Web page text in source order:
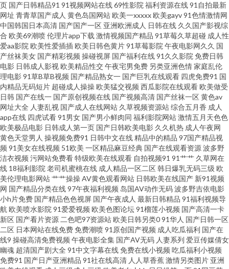
网 国产滴91页 亚欧一级三 在线国产91 中文字幕日韩精品专区 91啦中文在线
播放 avt天堂 伪娘ts重口一区 日本影院中文字幕五区 国产ts在线视频 91超碰
最新 91蓝莓 91蜜桃传媒 91人妻人人妻人 91社区免费入口 操B导航 福利姬在
线喷水 国产精品色在线 九1免费网页观看 免费性爱 丝袜另类亚洲中文字幕 伊
人五月大香蕉 91久久国产人妖系列 91性爱 肏王丽的屄 成人91电影 岛国下线
第一页 国产第一页在线 久久伊人久久 欧美成人久久 欧日韩精品无码AV片 日
韩性爱建材有限公司 亚洲综合国产婷婷基地 最新先锋资源av 91黑丝免费 91
热视频在线观看 A片男人天堂 成人精品国产精品 国产成人在线综合 国产久草
福利在线 极品AV福利精品 影音先锋成人电影 91国产传媒视频 91熟女露脸专
区 岛国v免费 狠狠操com 久久免费视频精品色 欧美黑人性爱o 婷婷五月激情
开心深爱 综合欧美后入 91超碰人人在线 91老熟女 97勉费 传媒91福利 国产
页 国产日韩精品91 91视频网站在线69性影院 福利资源在线91自拍最新
网址 青青草国产成人 黄色岛国网站欧美一xxxxx欧美gayv91色情激情网
中国韩国日本高清 国产国产一区 亚洲欧洲成人 日韩在线 久久国产影视综
合 欧美69潮喷伦理片app下载 激情视频国产精品 91草莓久草超碰 成人性
爱aa影院 欧美性爱插插欧美日韩色黄片91草莓影院 午夜电影网久久 国
产丝袜美女 国产精彩视频 操碰视屏 国产福利在线91久久影院 免费日韩
电影 日韩成人影视欧美精品性交午夜宅男免费 另类亚洲色情家庭乱伦
理电影91草B草B视频 国产精品熟女一 国产巨乳在线观看 四虎免费91 国
内精品无码短片 超碰成人操操欧美猛交视频 西瓜影院在线观看欧美做受
日韩 国产在线一 国产原创视频在线 国产视频高清 国产丝袜一区黄色av
网址大全 人妻乱视 国产成人在线网站 久草视频资源站综合五月香 成人
app在线 四虎试看91男女 国产男小鲜肉同 福利影院网站激情五月天色色
欧美极品电影 日韩成人第一页 国产日韩欧美电影 久久机热 成人午夜网
黄色天堂男人 操视频免费91 日韩中文在线精品中的精品 97国产精品视
频 91美女在线视频 51欧美 一区精品麻豆经典 国产在线观看资源波多野
洁衣视频 污网站免费看特级欧美在线观看 自拍视频91 91艹艹 久草网在
线 18福利影院 老司机蜜桃在线 成人精品一区二区韩日爆乳无码三级 欧
美伦理电影网站艹艹操操AV黄色观看网站 日韩欧美在线国产 新91视频
网 国产精品分类在线97午夜福利视频 岛国AV动作无码波多野吉依电影
小h片免费 国产精品色色视屏 国产午夜成人 最新日韩精品 91福利视频导
航 欧美喷水影院 91爱爱视频 欧美色图论坛91榴莲小视频 国产高清一卡
新区 国产看片资源 二色吧97资源站欧美日韩另类091华人 国产日韩一区
二区 日本网站在线免费免费潮喷91原创国产视频 成人吃瓜福利 国产在
线9 操碰高清免费视频 午夜电影全集 国产AV无码 人妻系列 爱豆传媒倩女
幽魂 超清国产剧大全 91中文字幕在线免费在线小视频 吃瓜福利小视频
免费91 国产日产亚洲精品 91社在线高清 人人草香蕉激情另类图片 亚洲